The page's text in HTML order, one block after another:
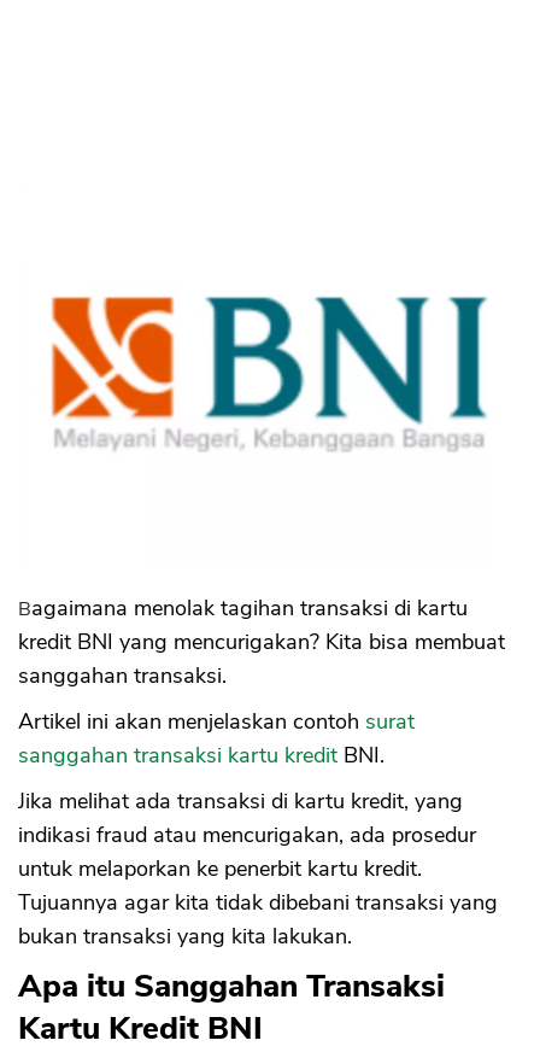
Asuransi Jiwa
Asuransi Kesehatan
Asuransi Syariah
Bagaimana menolak tagihan transaksi di kartu
kredit BNI yang mencurigakan? Kita bisa membuat
sanggahan transaksi.
Artikel ini akan menjelaskan contoh surat
sanggahan transaksi kartu kredit BNI.
Jika melihat ada transaksi di kartu kredit, yang
indikasi fraud atau mencurigakan, ada prosedur
untuk melaporkan ke penerbit kartu kredit.
Tujuannya agar kita tidak dibebani transaksi yang
bukan transaksi yang kita lakukan.
Apa itu Sanggahan Transaksi
Kartu Kredit BNI